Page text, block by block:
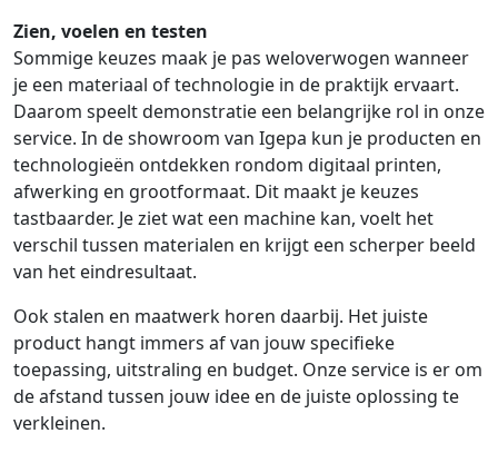
Zien, voelen en testen
Sommige keuzes maak je pas weloverwogen wanneer
je een materiaal of technologie in de praktijk ervaart.
Daarom speelt demonstratie een belangrijke rol in onze
service. In de showroom van Igepa kun je producten en
technologieën ontdekken rondom digitaal printen,
afwerking en grootformaat. Dit maakt je keuzes
tastbaarder. Je ziet wat een machine kan, voelt het
verschil tussen materialen en krijgt een scherper beeld
van het eindresultaat.
Ook stalen en maatwerk horen daarbij. Het juiste
product hangt immers af van jouw specifieke
toepassing, uitstraling en budget. Onze service is er om
de afstand tussen jouw idee en de juiste oplossing te
verkleinen.